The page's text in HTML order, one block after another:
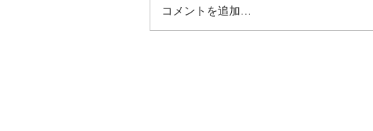
コメントを追加…